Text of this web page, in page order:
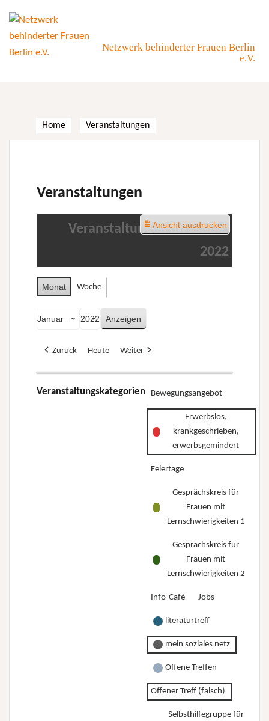
content
Netzwerk behinderter Frauen Berlin
e.V.
Home Veranstaltungen
Veranstaltungen
Veranstaltungen im Januar
2022
Monat Woche
Zurück Heute Weiter
Veranstaltungskategorien Bewegungsangebot
Erwerbslos,
krankgeschrieben,
erwerbsgemindert
Feiertage
Gesprächskreis für
Frauen mit
Lernschwierigkeiten 1
Gesprächskreis für
Frauen mit
Lernschwierigkeiten 2
Info-Café Jobs
literaturtreff
mein soziales netz
Offene Treffen
Offener Treff (falsch)
Selbsthilfegruppe für
Ansichtausdrucken